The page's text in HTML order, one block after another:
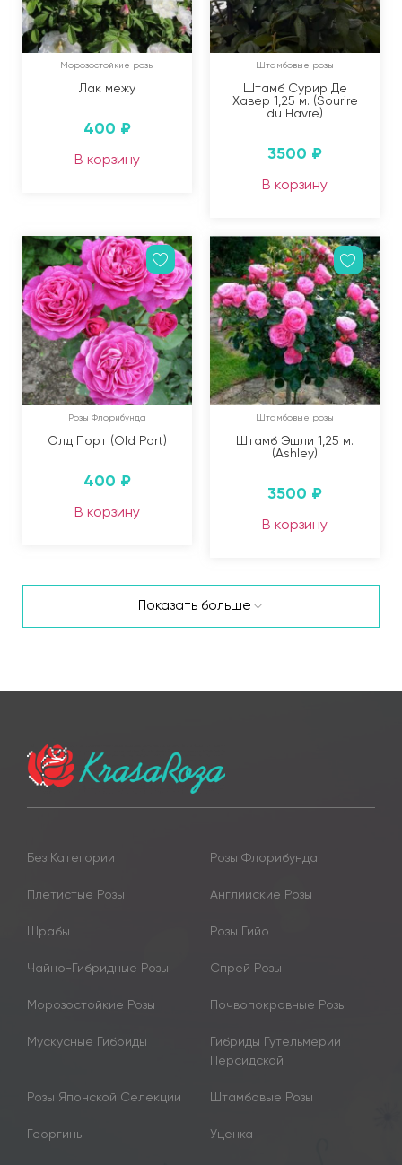
Морозостойкие розы
Лак межу
400 ₽
В корзину
Штамбовые розы
Штамб Сурир Де
Хавер 1,25 м. (Sourire
du Havre)
3500 ₽
В корзину
Розы Флорибунда
Олд Порт (Old Port)
400 ₽
В корзину
Штамбовые розы
Штамб Эшли 1,25 м.
(Ashley)
3500 ₽
В корзину
Показать больше
Без Категории Розы Флорибунда
Плетистые Розы Английские Розы
Шрабы Розы Гийо
Чайно-Гибридные Розы Спрей Розы
Морозостойкие Розы Почвопокровные Розы
Мускусные Гибриды
Гибриды Гутельмерии
Персидской
Розы Японской Селекции Штамбовые Розы
Георгины Уценка